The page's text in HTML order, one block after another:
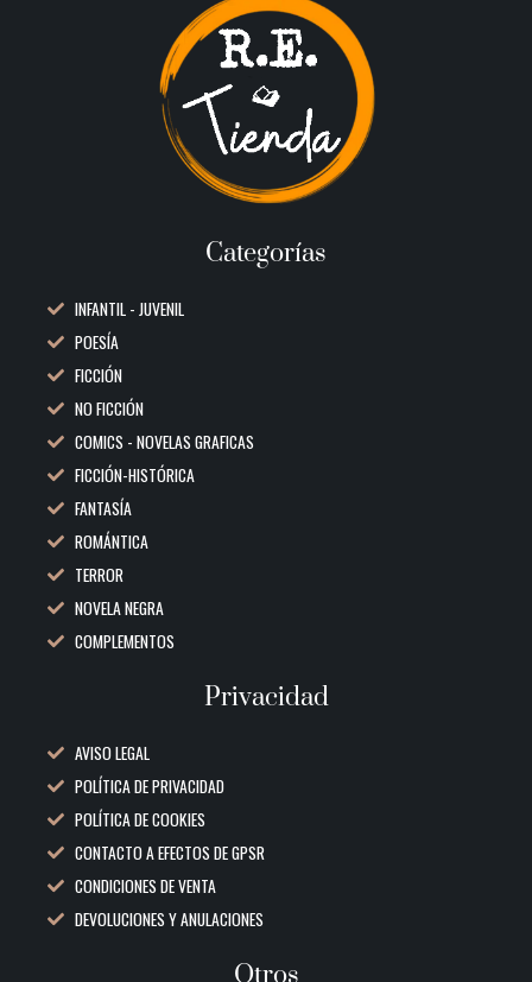
Categorías
INFANTIL - JUVENIL
POESÍA
FICCIÓN
NO FICCIÓN
COMICS - NOVELAS GRAFICAS
FICCIÓN-HISTÓRICA
FANTASÍA
ROMÁNTICA
TERROR
NOVELA NEGRA
COMPLEMENTOS
Privacidad
AVISO LEGAL
POLÍTICA DE PRIVACIDAD
POLÍTICA DE COOKIES
CONTACTO A EFECTOS DE GPSR
CONDICIONES DE VENTA
DEVOLUCIONES Y ANULACIONES
Otros